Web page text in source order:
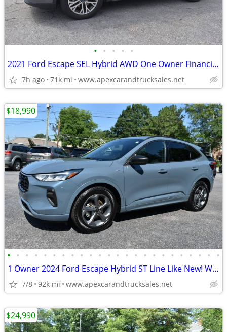
• • • • •
2021 Ford Escape SEL Hybrid AWD One Owner Financing Available WARRANTY
7h ago 71k mi www.apexcarandtrucksales.net
• • • • • • • • • • • • • • • • • • • • • • • •
1 Owner 2024 Ford Escape Hybrid ST Line Like New! WARRANTY! Financing!
7/8 92k mi www.apexcarandtrucksales.net
$18,990
$24,990